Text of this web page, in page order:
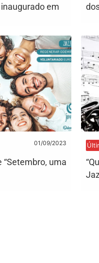
em
01/09/2023
“Setembro, uma